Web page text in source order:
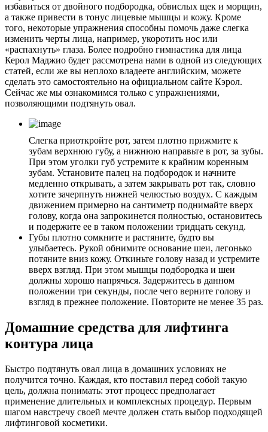
избавиться от двойного подбородка, обвислых щек и морщин,
а также привести в тонус лицевые мышцы и кожу. Кроме
того, некоторые упражнения способны помочь даже слегка
изменить черты лица, например, укоротить нос или
«распахнуть» глаза. Более подробно гимнастика для лица
Керол Маджио будет рассмотрена нами в одной из следующих
статей, если же вы неплохо владеете английским, можете
сделать это самостоятельно на официальном сайте Кэрол.
Сейчас же мы ознакомимся только с упражнениями,
позволяющими подтянуть овал.
Слегка приоткройте рот, затем плотно прижмите к
зубам верхнюю губу, а нижнюю направьте в рот, за зубы.
При этом уголки губ устремите к крайним коренным
зубам. Установите палец на подбородок и начните
медленно открывать, а затем закрывать рот так, словно
хотите зачерпнуть нижней челюстью воздух. С каждым
движением примерно на сантиметр поднимайте вверх
голову, когда она запрокинется полностью, остановитесь
и подержите ее в таком положении тридцать секунд.
Губы плотно сомкните и растяните, будто вы
улыбаетесь. Рукой обнимите основание шеи, легонько
потяните вниз кожу. Откиньте голову назад и устремите
вверх взгляд. При этом мышцы подбородка и шеи
должны хорошо напрячься. Задержитесь в данном
положении три секунды, после чего верните голову и
взгляд в прежнее положение. Повторите не менее 35 раз.
Домашние средства для лифтинга
контура лица
Быстро подтянуть овал лица в домашних условиях не
получится точно. Каждая, кто поставил перед собой такую
цель, должна понимать: этот процесс предполагает
применение длительных и комплексных процедур. Первым
шагом навстречу своей мечте должен стать выбор подходящей
лифтинговой косметики.